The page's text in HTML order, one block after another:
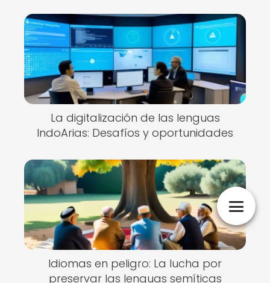
La digitalización de las lenguas
IndoArias: Desafíos y oportunidades
Idiomas en peligro: La lucha por
preservar las lenguas semíticas